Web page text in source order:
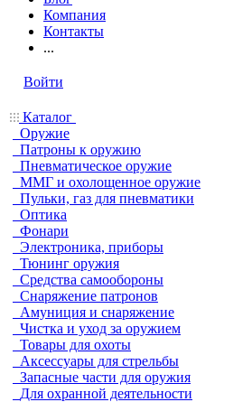
Компания
Контакты
...
Войти
Каталог
Оружие
Патроны к оружию
Пневматическое оружие
ММГ и охолощенное оружие
Пульки, газ для пневматики
Оптика
Фонари
Электроника, приборы
Тюнинг оружия
Средства самообороны
Снаряжение патронов
Амуниция и снаряжение
Чистка и уход за оружием
Товары для охоты
Аксессуары для стрельбы
Запасные части для оружия
Для охранной деятельности